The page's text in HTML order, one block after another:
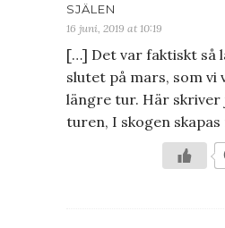
SJÄLEN
16 juni, 2019 at 10:19
[…] Det var faktiskt så
slutet på mars, som vi
längre tur. Här skriver
turen, I skogen